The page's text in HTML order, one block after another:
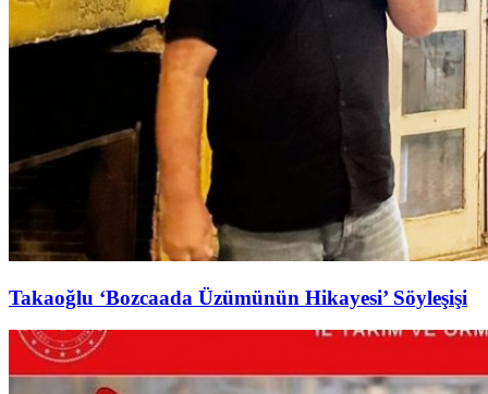
Takaoğlu ‘Bozcaada Üzümünün Hikayesi’ Söyleşişi